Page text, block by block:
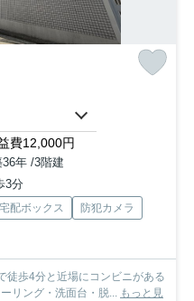
費12,000円
年 /3階建
3分
宅配ボックス
防犯カメラ
徒歩4分と近場にコンビニがある
リング・洗面台・脱... もっと見